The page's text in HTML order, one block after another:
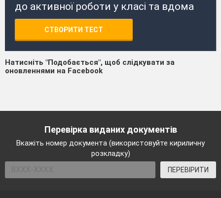
до активної роботи у класі та вдома
СТВОРИТИ ТЕСТ
Натисніть "Подобається", щоб слідкувати за
оновленнями на Facebook
Перевірка виданих документів
Вкажіть номер документа (використовуйте кириличну
розкладку)
ПЕРЕВІРИТИ